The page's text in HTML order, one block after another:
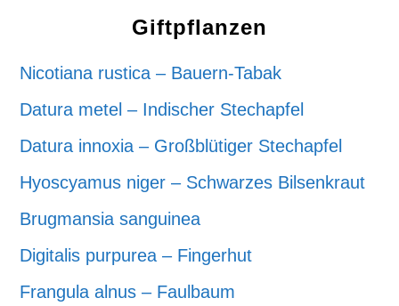
Giftpflanzen
Nicotiana rustica – Bauern-Tabak
Datura metel – Indischer Stechapfel
Datura innoxia – Großblütiger Stechapfel
Hyoscyamus niger – Schwarzes Bilsenkraut
Brugmansia sanguinea
Digitalis purpurea – Fingerhut
Frangula alnus – Faulbaum